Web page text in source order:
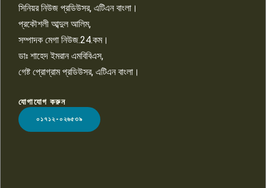
LOGO
সিনিয়র নিউজ প্রডিউসর, এটিএন বাংলা।
প্রকৌশলী আব্দুল আলিম,
সম্পাদক মেগা নিউজ.24.কম।
ডাঃ শাহেদ ইমরান এমবিবিএস,
গেষ্ট প্রোগ্রাম প্রডিউসর, এটিএন বাংলা।
যোগাযোগ করুন
০১৭১২-০২৬৫৩৯